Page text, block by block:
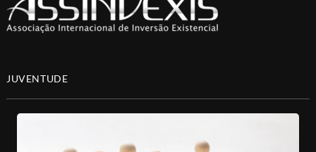
JUVENTUDE